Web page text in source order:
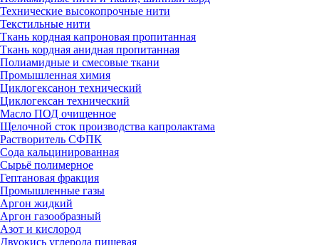
Технические высокопрочные нити
Текстильные нити
Ткань кордная капроновая пропитанная
Ткань кордная анидная пропитанная
Полиамидные и смесовые ткани
Промышленная химия
Циклогексанон технический
Циклогексан технический
Масло ПОД очищенное
Щелочной сток производства капролактама
Растворитель СФПК
Сода кальцинированная
Сырьё полимерное
Гептановая фракция
Промышленные газы
Аргон жидкий
Аргон газообразный
Азот и кислород
Двуокись углерода пищевая